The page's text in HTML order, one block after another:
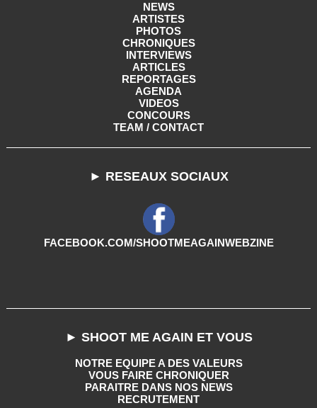
NEWS
ARTISTES
PHOTOS
CHRONIQUES
INTERVIEWS
ARTICLES
REPORTAGES
AGENDA
VIDEOS
CONCOURS
TEAM / CONTACT
► RESEAUX SOCIAUX
FACEBOOK.COM/SHOOTMEAGAINWEBZINE
► SHOOT ME AGAIN ET VOUS
NOTRE EQUIPE A DES VALEURS
VOUS FAIRE CHRONIQUER
PARAITRE DANS NOS NEWS
RECRUTEMENT